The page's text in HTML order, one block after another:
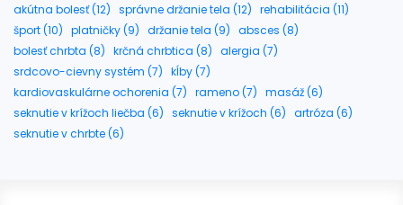
akútna bolesť (12) správne držanie tela (12) rehabilitácia (11)
šport (10) platničky (9) držanie tela (9) absces (8)
bolesť chrbta (8) krčná chrbtica (8) alergia (7)
srdcovo-cievny systém (7) kĺby (7)
kardiovaskulárne ochorenia (7) rameno (7) masáž (6)
seknutie v krížoch liečba (6) seknutie v krížoch (6) artróza (6)
seknutie v chrbte (6)